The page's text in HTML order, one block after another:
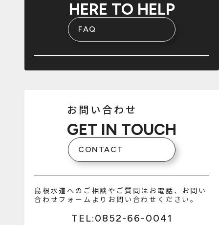
HERE TO HELP
FAQ
お問い合わせ
GET IN TOUCH
CONTACT
島根水道へのご相談やご質問はお電話、お問い
合わせフォームよりお問い合わせください。
TEL:0852-66-0041